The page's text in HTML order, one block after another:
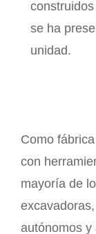
se ha
unidad.
Como
con
mayoría de
autónomos y